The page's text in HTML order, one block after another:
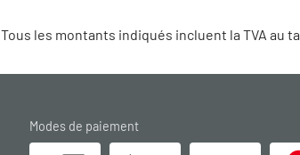
Tous les montants indiqués incluent la TVA au
Modes de paiement